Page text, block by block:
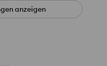
anzeigen